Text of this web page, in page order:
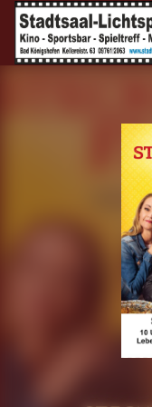
Zum Hauptinhalt